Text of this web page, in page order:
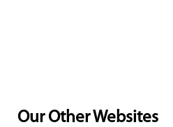
Our Other Websites